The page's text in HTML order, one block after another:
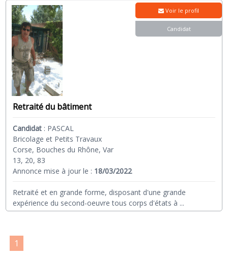
Retraité du bâtiment
Candidat : PASCAL
Bricolage et Petits Travaux
Corse, Bouches du Rhône, Var
13, 20, 83
Annonce mise à jour le : 18/03/2022
Retraité et en grande forme, disposant d'une grande
expérience du second-oeuvre tous corps d'états à ...
Voir le profil
Candidat
1